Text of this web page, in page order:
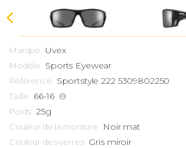
Marque Uvex
Modèle Sports Eyewear
Référence Sportstyle 222 5309802250
Taille 66-16
Poids 25g
Couleur de la monture Noir mat
Couleur des verres Gris miroir